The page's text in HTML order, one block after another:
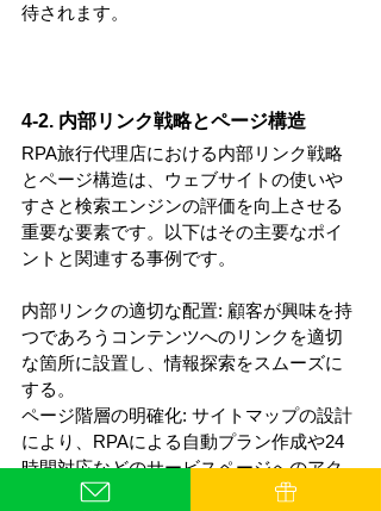
待されます。
4-2. 内部リンク戦略とページ構造
RPA旅行代理店における内部リンク戦略
とページ構造は、ウェブサイトの使いや
すさと検索エンジンの評価を向上させる
重要な要素です。以下はその主要なポイ
ントと関連する事例です。
内部リンクの適切な配置: 顧客が興味を持
つであろうコンテンツへのリンクを適切
な箇所に設置し、情報探索をスムーズに
する。
ページ階層の明確化: サイトマップの設計
により、RPAによる自動プラン作成や24
時間対応などのサービスページへのアク
セスを容易にする。